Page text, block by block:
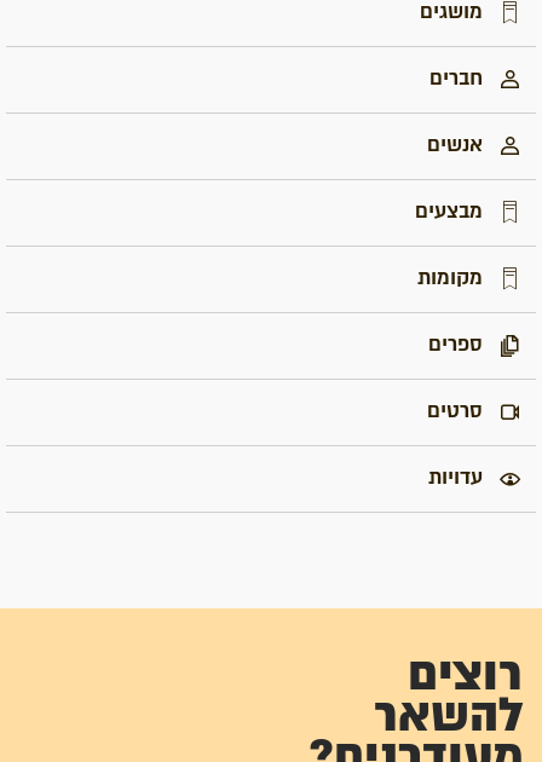
מושגים
חברים
אנשים
מבצעים
מקומות
ספרים
סרטים
עדויות
רוצים
להשאר